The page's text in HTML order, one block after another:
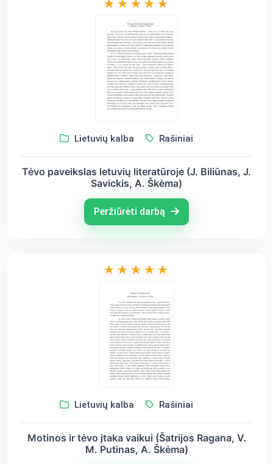
Lietuvių kalba Rašiniai
Tėvo paveikslas letuvių literatūroje (J. Biliūnas, J.
Savickis, A. Škėma)
Peržiūrėti darbą
Lietuvių kalba Rašiniai
Motinos ir tėvo įtaka vaikui (Šatrijos Ragana, V.
M. Putinas, A. Škėma)